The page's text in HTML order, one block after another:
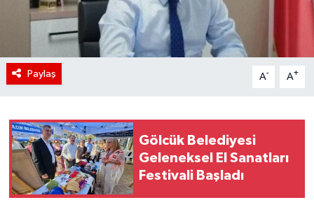
Paylaş A- A+
Gölcük Belediyesi
Geleneksel El Sanatları
Festivali Başladı